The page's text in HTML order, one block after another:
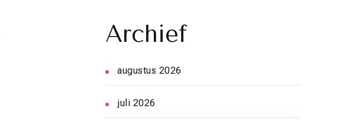
Archief
augustus 2026
juli 2026